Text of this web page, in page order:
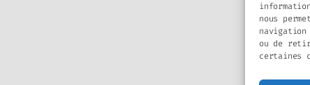
nous
ou de
certaines